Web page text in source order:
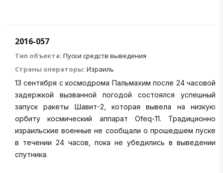
2016-057
Тип объекта: Пуски средств выведения
Страны операторы: Израиль
13 сентября с космодрома Пальмахим после 24 часовой
задержкой вызванной погодой состоялся успешный
запуск ракеты Шавит-2, которая вывела на низкую
орбиту космический аппарат Ofeq-11. Традиционно
израильские военные не сообщали о прошедшем пуске
в течении 24 часов, пока не убедились в выведении
спутника.